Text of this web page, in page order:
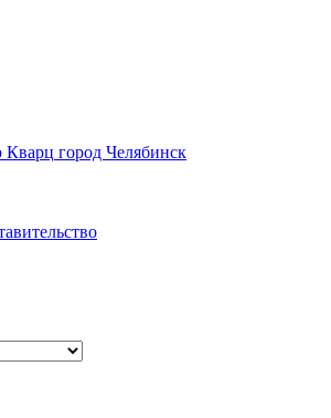
Кварц город Челябинск